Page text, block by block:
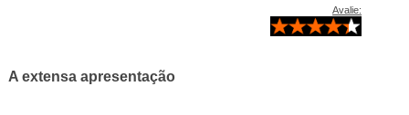
Avalie:
A extensa apresentação